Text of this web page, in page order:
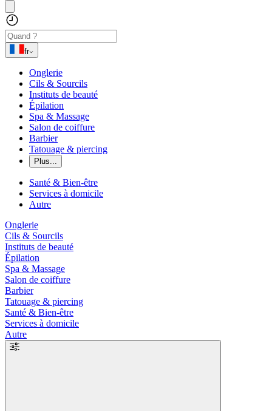
fr
Onglerie
Cils & Sourcils
Instituts de beauté
Épilation
Spa & Massage
Salon de coiffure
Barbier
Tatouage & piercing
Plus...
Santé & Bien-être
Services à domicile
Autre
Onglerie
Cils & Sourcils
Instituts de beauté
Épilation
Spa & Massage
Salon de coiffure
Barbier
Tatouage & piercing
Santé & Bien-être
Services à domicile
Autre